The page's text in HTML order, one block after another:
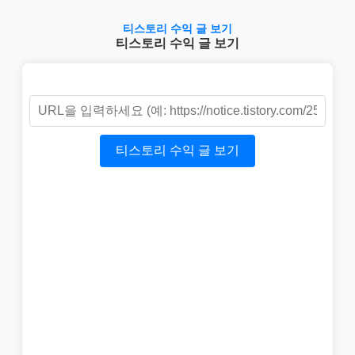
티스토리 수익 글 보기
티스토리 수익 글 보기
티스토리 수익 글 보기